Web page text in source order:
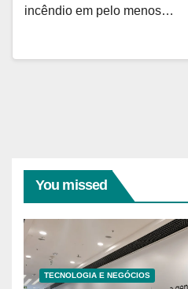
incêndio em pelo menos…
You missed
TECNOLOGIA E NEGÓCIOS